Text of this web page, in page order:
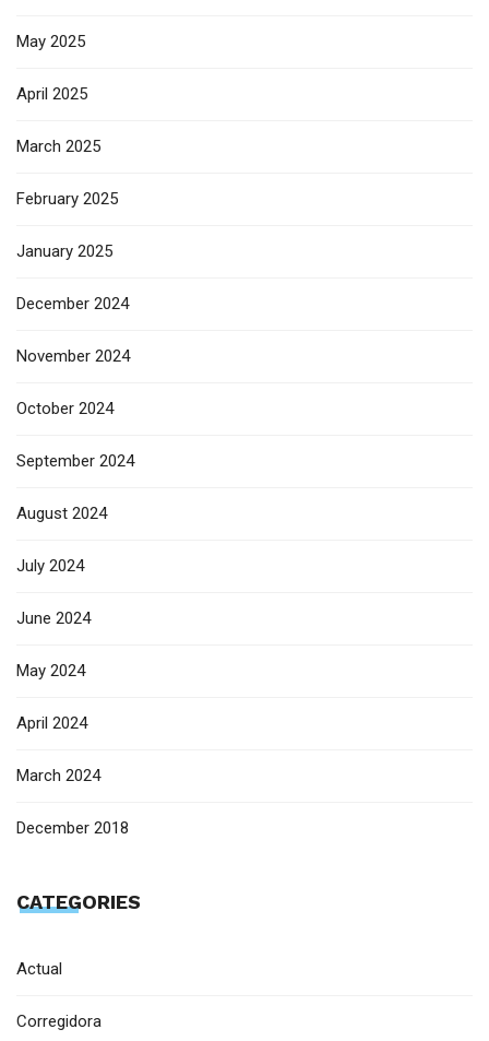
May 2025
April 2025
March 2025
February 2025
January 2025
December 2024
November 2024
October 2024
September 2024
August 2024
July 2024
June 2024
May 2024
April 2024
March 2024
December 2018
CATEGORIES
Actual
Corregidora